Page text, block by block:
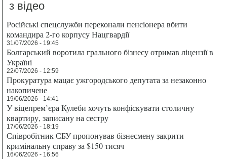
з відео
Російські спецслужби переконали пенсіонера вбити
командира 2-го корпусу Нацгвардії
31/07/2026 - 19:45
Болгарський воротила грального бізнесу отримав ліцензії в
Україні
22/07/2026 - 12:59
Прокуратура мацає ужгородського депутата за незаконно
накопичене
19/06/2026 - 14:41
У віцепрем’єра Кулеби хочуть конфіскувати столичну
квартиру, записану на сестру
17/06/2026 - 18:19
Співробітник СБУ пропонував бізнесмену закрити
кримінальну справу за $150 тисяч
16/06/2026 - 16:56